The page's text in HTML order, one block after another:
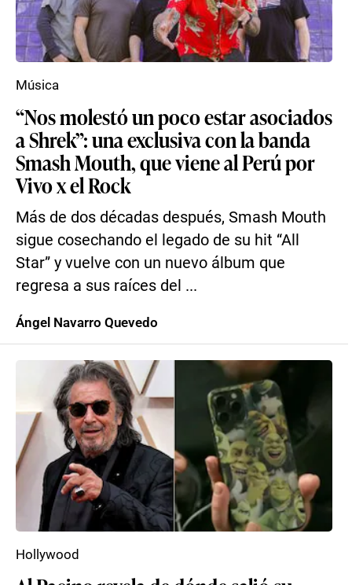
“Nos molestó un poco estar asociados
a Shrek”: una exclusiva con la banda
Smash Mouth, que viene al Perú por
Vivo x el Rock
Más de dos décadas después, Smash Mouth
sigue cosechando el legado de su hit “All
Star” y vuelve con un nuevo álbum que
regresa a sus raíces del ...
Música
Ángel Navarro Quevedo
Hollywood